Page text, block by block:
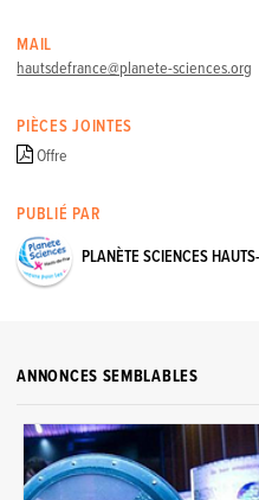
MAIL
hautsdefrance@planete-sciences.org
PIÈCES JOINTES
Offre
PUBLIÉ PAR
PLANÈTE SCIENCES
ANNONCES SEMBLABLES